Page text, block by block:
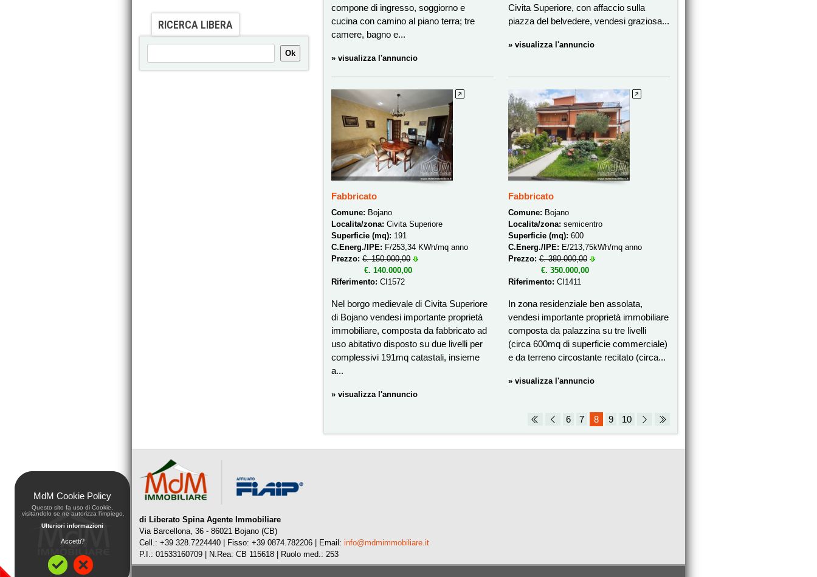
RICERCA LIBERA
compone di ingresso, soggiorno e
cucina con camino al piano terra; tre
camere, bagno e...
» visualizza l'annuncio
Civita Superiore, con affaccio sulla
piazza del belvedere, vendesi graziosa...
» visualizza l'annuncio
Fabbricato
Comune: Bojano
Localita/zona:Civita Superiore
Superficie (mq): 191
C.Energ./IPE: F/253,34 KWh/mq anno
Prezzo:€. 150.000,00
€. 140.000,00
Riferimento:CI1572
Nel borgo medievale di Civita Superiore
di Bojano vendesi importante proprietà
immobiliare, composta da fabbricato ad
uso abitativo disposto su due livelli per
complessivi 191mq catastali, insieme
a...
» visualizza l'annuncio
Fabbricato
Comune: Bojano
Localita/zona: semicentro
Superficie (mq): 600
C.Energ./IPE: E/213,75kWh/mq anno
Prezzo:€. 380.000,00
€. 350.000,00
Riferimento: CI1411
In zona residenziale ben assolata,
vendesi importante proprietà immobiliare
composta da palazzina su tre livelli
(circa 600mq di superficie commerciale)
e da terreno circostante recitato (circa...
» visualizza l'annuncio
6 7 8 9 10
di Liberato Spina Agente Immobiliare
Via Barcellona, 36 - 86021 Bojano (CB)
Cell.: +39 328.7224440 | Fisso: +39 0874.782206 | Email: info@mdmimmobiliare.it
P.I.: 01533160709 | N.Rea: CB 115618 | Ruolo med.: 253
MdM Cookie Policy
Questo sito fa uso di Cookie,
visitandolo se ne autorizza l'impiego.
Ulteriori informazioni
Accetti?